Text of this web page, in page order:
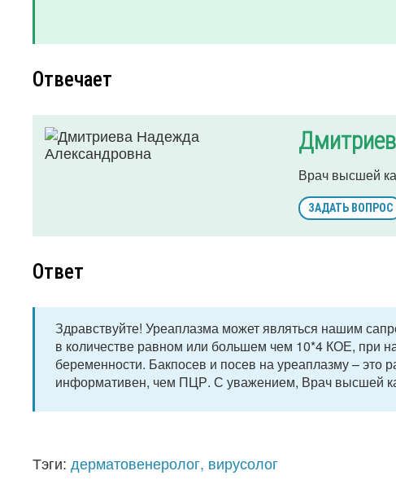
Отвечает
Врач высшей
ЗАДАТЬ ВОПРОС
Ответ
Здравствуйте! Уреаплазма может являться нашим
в количестве равном или большем чем 10*4 КОЕ, при
беременности. Бакпосев и посев на уреаплазму –
информативен, чем ПЦР. С уважением, Врач высшей
Тэги: дерматовенеролог, вирусолог